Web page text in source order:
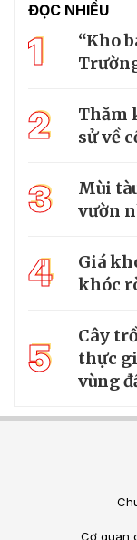
ĐỌC NHIỀU
1
“Kho
2
Thăm
sử về
3
Mùi
vườn
4
Giá
khóc
5
Cây
thực
vùng
Cơ quan